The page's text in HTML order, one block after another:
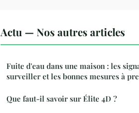
Actu — Nos autres articles
Fuite d'eau dans une maison : les
surveiller et les bonnes mesures à
Que faut-il savoir sur Élite 4D ?